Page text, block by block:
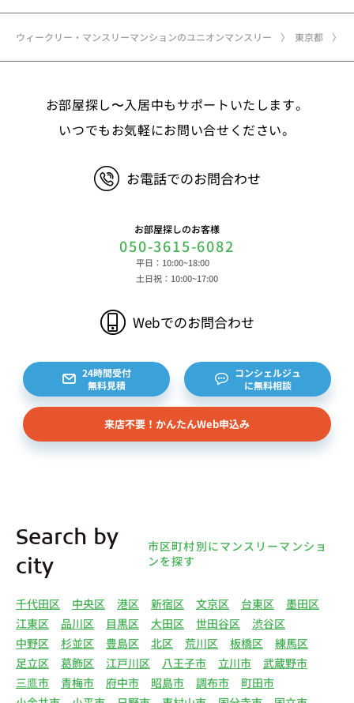
ウィークリー・マンスリーマンションのユニオンマンスリー 東京都
お部屋探し〜入居中もサポートいたします。
いつでもお気軽にお問い合せください。
お電話でのお問合わせ
お部屋探しのお客様
050-3615-6082
平日：10:00~18:00
土日祝：10:00~17:00
Webでのお問合わせ
24時間受付
無料見積
コンシェルジュ
に無料相談
来店不要！かんたんWeb申込み
Search by
city
市区町村別にマンスリーマンショ
ンを探す
千代田区 中央区 港区 新宿区 文京区 台東区
墨田区
江東区
品川区 目黒区 大田区 世田谷区
渋谷区
中野区
杉並区 豊島区 北区 荒川区 板橋区
練馬区
足立区
葛飾区 江戸川区 八王子市 立川市
武蔵野市
三鷹市
青梅市 府中市 昭島市 調布市
町田市